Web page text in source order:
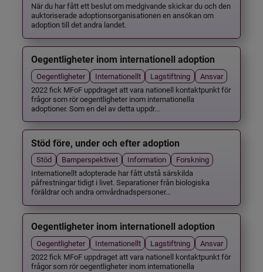
När du har fått ett beslut om medgivande skickar du och den
auktoriserade adoptionsorganisationen en ansökan om
adoption till det andra landet.
Oegentligheter inom internationell adoption
Oegentligheter Internationellt Lagstiftning
Ansvar
2022 fick MFoF uppdraget att vara nationell kontaktpunkt för
frågor som rör oegentligheter inom internationella
adoptioner. Som en del av detta uppdr...
Stöd före, under och efter adoption
Stöd Barnperspektivet Information
Forskning
Internationellt adopterade har fått utstå särskilda
påfrestningar tidigt i livet. Separationer från biologiska
föräldrar och andra omvårdnadspersoner...
Oegentligheter inom internationell adoption
Oegentligheter Internationellt Lagstiftning
Ansvar
2022 fick MFoF uppdraget att vara nationell kontaktpunkt för
frågor som rör oegentligheter inom internationella